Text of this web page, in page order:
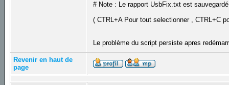
# Note : Le rapport UsbFix.txt est
( CTRL+A Pour tout selectionner , CTRL+C
Le problème du script persiste apres
Revenir en haut de
page